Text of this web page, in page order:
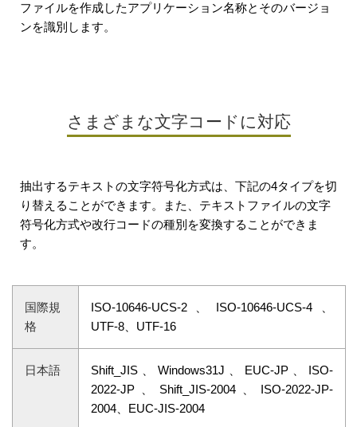
ファイルを作成したアプリケーション名称とそのバージョ
ンを識別します。
さまざまな文字コードに対応
抽出するテキストの文字符号化方式は、下記の4タイプを切
り替えることができます。また、テキストファイルの文字
符号化方式や改行コードの種別を変換することができま
す。
国際規
格
ISO-10646-UCS-2、ISO-10646-UCS-4、
UTF-8、UTF-16
日本語
Shift_JIS、Windows31J、EUC-JP、ISO-
2022-JP、Shift_JIS-2004、ISO-2022-JP-
2004、EUC-JIS-2004